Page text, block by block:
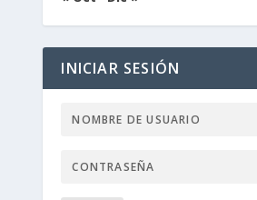
INICIAR SESIÓN